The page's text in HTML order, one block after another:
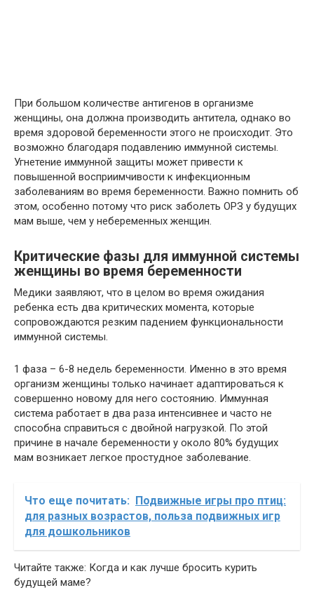
При большом количестве антигенов в организме
женщины, она должна производить антитела, однако во
время здоровой беременности этого не происходит. Это
возможно благодаря подавлению иммунной системы.
Угнетение иммунной защиты может привести к
повышенной восприимчивости к инфекционным
заболеваниям во время беременности. Важно помнить об
этом, особенно потому что риск заболеть ОРЗ у будущих
мам выше, чем у небеременных женщин.
Критические фазы для иммунной системы
женщины во время беременности
Медики заявляют, что в целом во время ожидания
ребенка есть два критических момента, которые
сопровождаются резким падением функциональности
иммунной системы.
1 фаза – 6-8 недель беременности. Именно в это время
организм женщины только начинает адаптироваться к
совершенно новому для него состоянию. Иммунная
система работает в два раза интенсивнее и часто не
способна справиться с двойной нагрузкой. По этой
причине в начале беременности у около 80% будущих
мам возникает легкое простудное заболевание.
Что еще почитать: Подвижные игры про птиц:
для разных возрастов, польза подвижных игр
для дошкольников
Читайте также: Когда и как лучше бросить курить
будущей маме?